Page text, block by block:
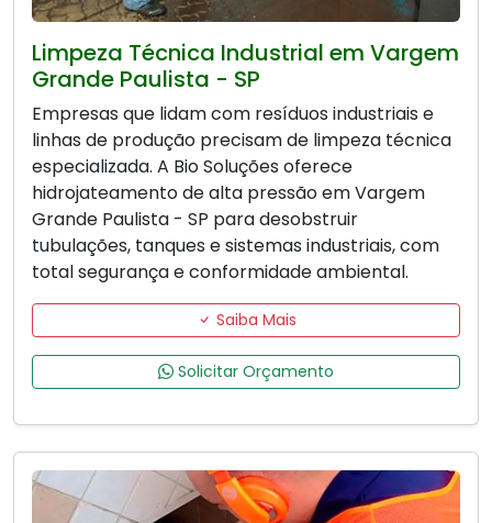
Limpeza Técnica Industrial em Vargem
Grande Paulista - SP
Empresas que lidam com resíduos industriais e
linhas de produção precisam de limpeza técnica
especializada. A Bio Soluções oferece
hidrojateamento de alta pressão em Vargem
Grande Paulista - SP para desobstruir
tubulações, tanques e sistemas industriais, com
total segurança e conformidade ambiental.
Saiba Mais
Solicitar Orçamento